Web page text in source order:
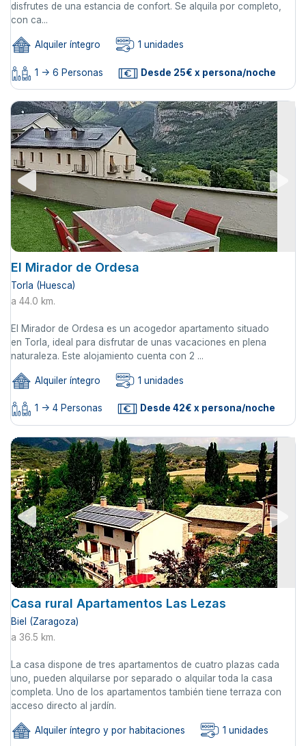
disfrutes de una estancia de confort. Se alquila por completo,
con ca...
Alquiler íntegro 1 unidades
1 -> 6 Personas Desde 25€ x persona/noche
El Mirador de Ordesa
Torla (Huesca)
a 44.0 km.
El Mirador de Ordesa es un acogedor apartamento situado
en Torla, ideal para disfrutar de unas vacaciones en plena
naturaleza. Este alojamiento cuenta con 2 ...
Alquiler íntegro 1 unidades
1 -> 4 Personas Desde 42€ x persona/noche
Casa rural Apartamentos Las Lezas
Biel (Zaragoza)
a 36.5 km.
La casa dispone de tres apartamentos de cuatro plazas cada
uno, pueden alquilarse por separado o alquilar toda la casa
completa. Uno de los apartamentos también tiene terraza con
acceso directo al jardín.
Alquiler íntegro y por habitaciones 1 unidades